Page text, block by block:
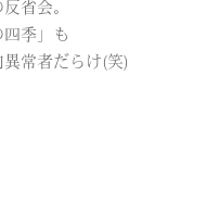
省会。
季」も
常者だらけ(笑)